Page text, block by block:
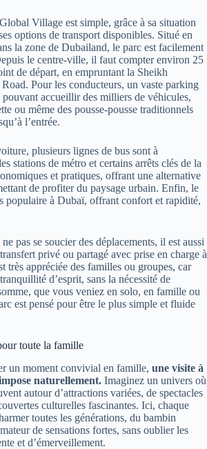
Village est simple, grâce à sa situation
options de transport disponibles. Situé en
la zone de Dubailand, le parc est facilement
le centre-ville, il faut compter environ 25
de départ, en empruntant la Sheikh
Pour les conducteurs, un vaste parking
accueillir des milliers de véhicules,
ou même des pousse-pousse traditionnels
l’entrée.
plusieurs lignes de bus sont à
stations de métro et certains arrêts clés de la
et pratiques, offrant une alternative
de profiter du paysage urbain. Enfin, le
populaire à Dubaï, offrant confort et rapidité,
pas se soucier des déplacements, il est aussi
privé ou partagé avec prise en charge à
très appréciée des familles ou groupes, car
d’esprit, sans la nécessité de
que vous veniez en solo, en famille ou
est pensé pour être le plus simple et fluide
toute la famille
un moment convivial en famille, une visite à
naturellement. Imaginez un univers où
autour d’attractions variées, de spectacles
culturelles fascinantes. Ici, chaque
toutes les générations, du bambin
de sensations fortes, sans oublier les
et d’émerveillement.